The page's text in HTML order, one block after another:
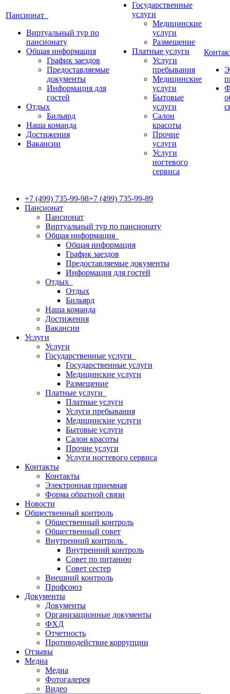
Пансионат
Виртуальный тур по
пансионату
Общая информация
График заездов
Предоставляемые
документы
Информация для
гостей
Отдых
Бильярд
Наша команда
Достижения
Вакансии
Государственные
услуги
Медицинские
услуги
Размещение
Платные услуги
Услуги
пребывания
Медицинские
услуги
Бытовые
услуги
Салон
красоты
Прочие
услуги
Услуги
ногтевого
сервиса
+7 (499) 735-99-98+7 (499) 735-99-89
Пансионат
Пансионат
Виртуальный тур по пансионату
Общая информация
Общая информация
График заездов
Предоставляемые документы
Информация для гостей
Отдых
Отдых
Бильярд
Наша команда
Достижения
Вакансии
Услуги
Услуги
Государственные услуги
Государственные услуги
Медицинские услуги
Размещение
Платные услуги
Платные услуги
Услуги пребывания
Медицинские услуги
Бытовые услуги
Салон красоты
Прочие услуги
Услуги ногтевого сервиса
Контакты
Контакты
Электронная приемная
Форма обратной связи
Новости
Общественный контроль
Общественный контроль
Общественный совет
Внутренний контроль
Внутренний контроль
Совет по питанию
Совет сестер
Внешний контроль
Профсоюз
Документы
Документы
Организационные документы
ФХД
Отчетность
Противодействие коррупции
Отзывы
Медиа
Медиа
Фотогалерея
Видео